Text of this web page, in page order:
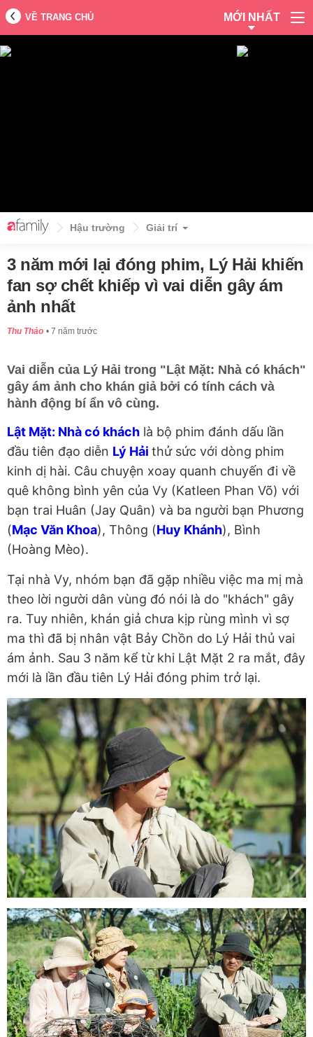
VỀ TRANG CHỦ MỚI NHẤT
Hậu trường Giải trí
3 năm mới lại đóng phim, Lý Hải khiến
fan sợ chết khiếp vì vai diễn gây ám
ảnh nhất
Thu Thảo 7 năm trước
Vai diễn của Lý Hải trong "Lật Mặt: Nhà có khách"
gây ám ảnh cho khán giả bởi có tính cách và
hành động bí ẩn vô cùng.
Lật Mặt: Nhà có khách là bộ phim đánh dấu lần
đầu tiên đạo diễn Lý Hải thử sức với dòng phim
kinh dị hài. Câu chuyện xoay quanh chuyến đi về
quê không bình yên của Vy (Katleen Phan Võ) với
bạn trai Huân (Jay Quân) và ba người bạn Phương
(Mạc Văn Khoa), Thông (Huy Khánh), Bình
(Hoàng Mèo).
Tại nhà Vy, nhóm bạn đã gặp nhiều việc ma mị mà
theo lời người dân vùng đó nói là do "khách" gây
ra. Tuy nhiên, khán giả chưa kịp rùng mình vì sợ
ma thì đã bị nhân vật Bảy Chồn do Lý Hải thủ vai
ám ảnh. Sau 3 năm kể từ khi Lật Mặt 2 ra mắt, đây
mới là lần đầu tiên Lý Hải đóng phim trở lại.